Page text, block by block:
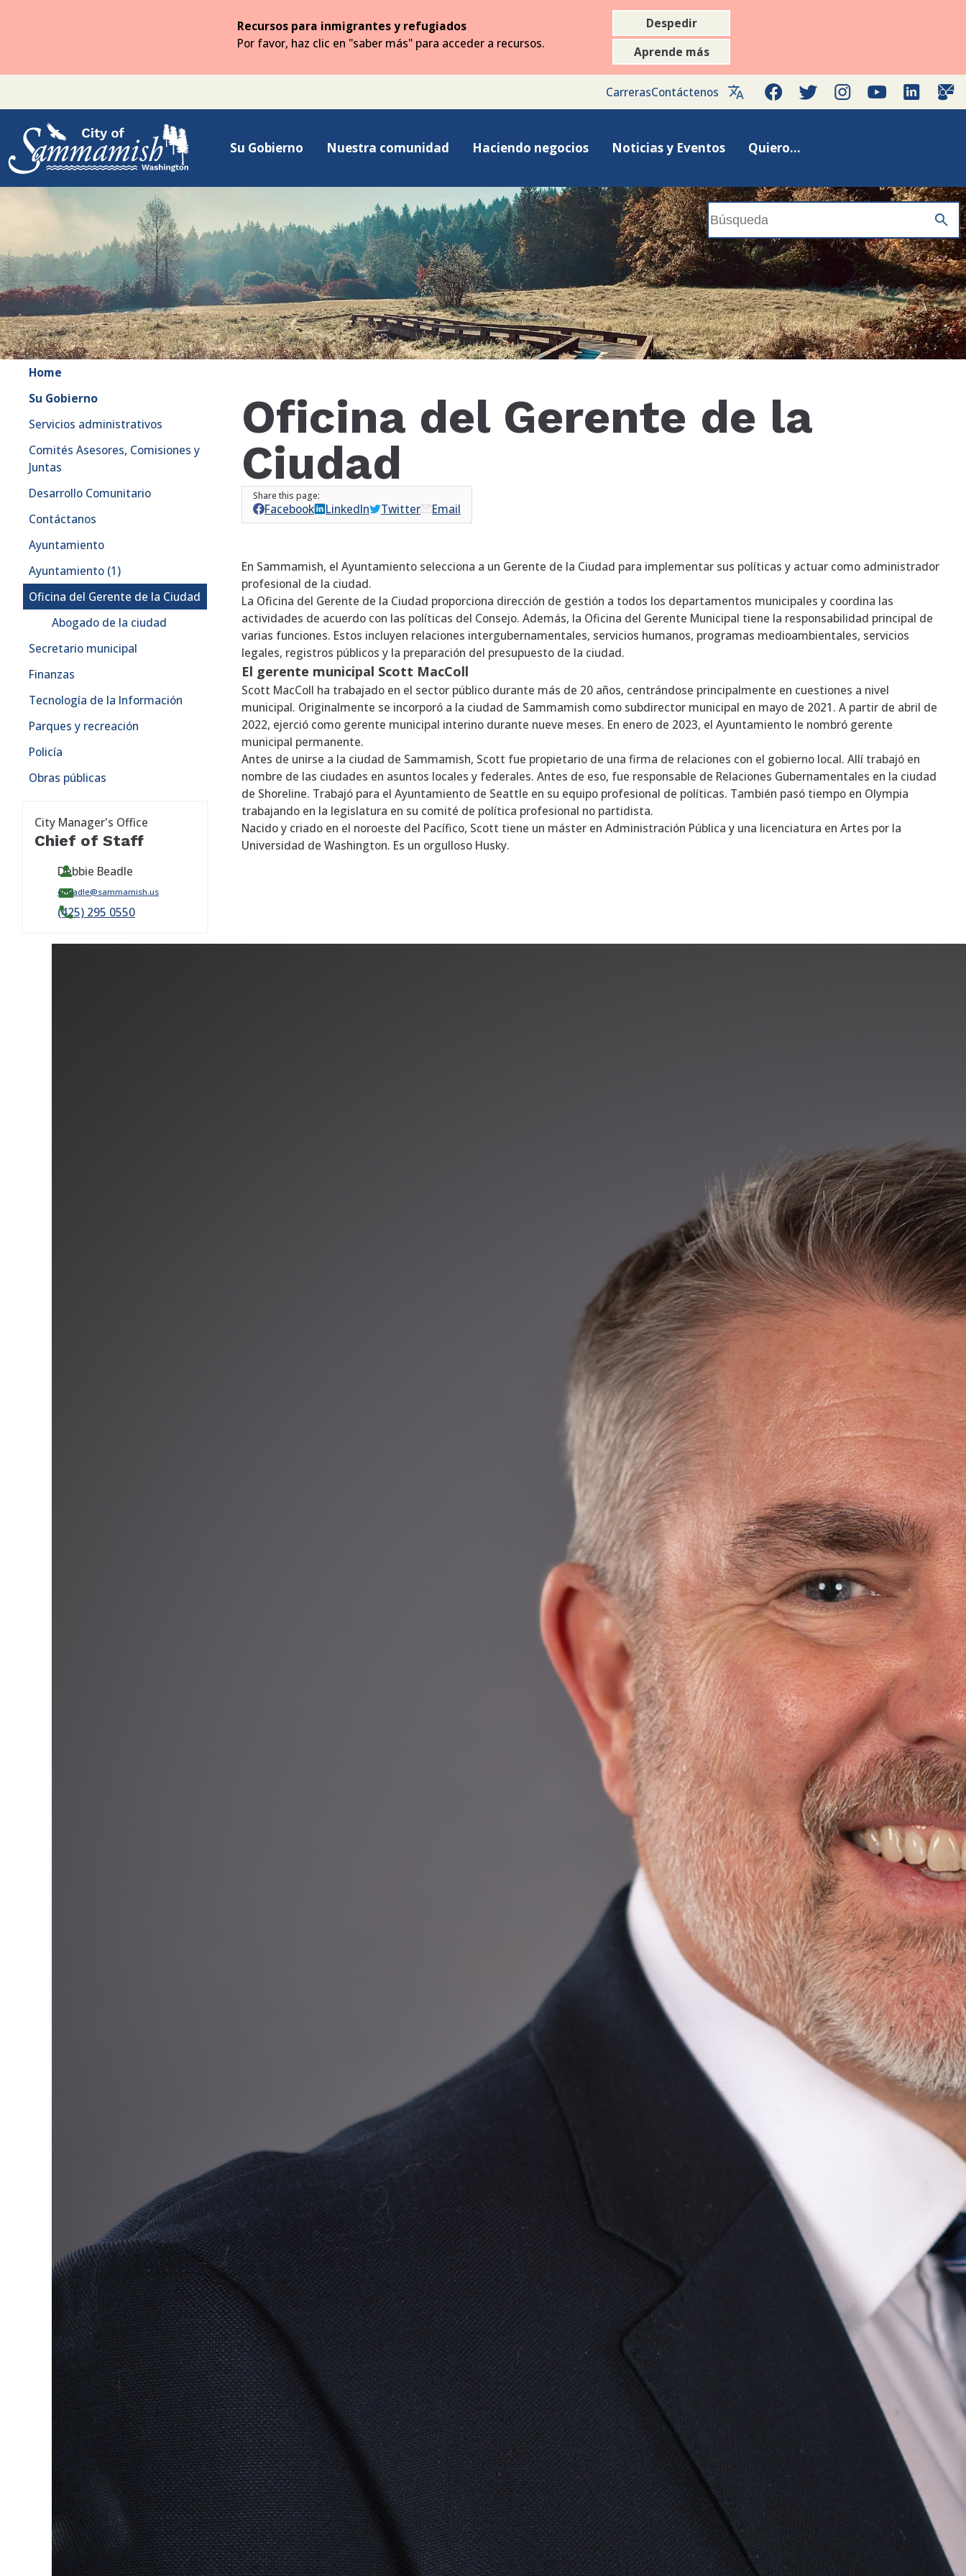
Recursos para inmigrantes y refugiados
Por favor, haz clic en "saber más" para acceder a recursos.
Despedir
Aprende más
CarrerasContáctenos FacebookTwitterInstagramYouTubeLinkedIn
Su Gobierno Nuestra comunidad Haciendo negocios Noticias y Eventos Quiero...
Home
Su Gobierno
Servicios administrativos
Comités Asesores, Comisiones y
Juntas
Desarrollo Comunitario
Contáctanos
Ayuntamiento
Ayuntamiento (1)
Oficina del Gerente de la Ciudad
Abogado de la ciudad
Secretario municipal
Finanzas
Tecnología de la Información
Parques y recreación
Policía
Obras públicas
Oficina del Gerente de la
Ciudad
Facebook LinkedIn Twitter Email
City Manager's Office
Chief of Staff
Debbie Beadle
dbeadle@sammamish.us
(425) 295 0550
En Sammamish, el Ayuntamiento selecciona a un Gerente de la Ciudad para implementar sus políticas y actuar como administrador
profesional de la ciudad.
La Oficina del Gerente de la Ciudad proporciona dirección de gestión a todos los departamentos municipales y coordina las
actividades de acuerdo con las políticas del Consejo. Además, la Oficina del Gerente Municipal tiene la responsabilidad principal de
varias funciones. Estos incluyen relaciones intergubernamentales, servicios humanos, programas medioambientales, servicios
legales, registros públicos y la preparación del presupuesto de la ciudad.
El gerente municipal Scott MacColl
Scott MacColl ha trabajado en el sector público durante más de 20 años, centrándose principalmente en cuestiones a nivel
municipal. Originalmente se incorporó a la ciudad de Sammamish como subdirector municipal en mayo de 2021. A partir de abril de
2022, ejerció como gerente municipal interino durante nueve meses. En enero de 2023, el Ayuntamiento le nombró gerente
municipal permanente.
Antes de unirse a la ciudad de Sammamish, Scott fue propietario de una firma de relaciones con el gobierno local. Allí trabajó en
nombre de las ciudades en asuntos locales y federales. Antes de eso, fue responsable de Relaciones Gubernamentales en la ciudad
de Shoreline. Trabajó para el Ayuntamiento de Seattle en su equipo profesional de políticas. También pasó tiempo en Olympia
trabajando en la legislatura en su comité de política profesional no partidista.
Nacido y criado en el noroeste del Pacífico, Scott tiene un máster en Administración Pública y una licenciatura en Artes por la
Universidad de Washington. Es un orgulloso Husky.